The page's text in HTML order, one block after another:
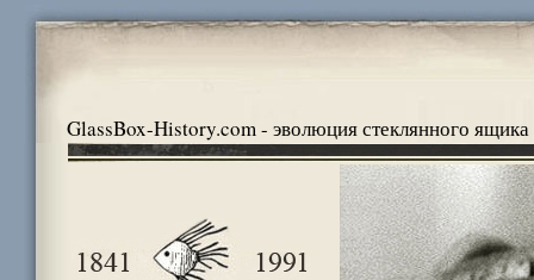
GlassBox-History.com - эволюция стеклянного ящика